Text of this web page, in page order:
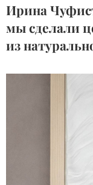
Ирина
мы сделали
из